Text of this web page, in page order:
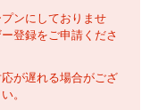
ンにしておりませ
登録をご申請くださ
が遅れる場合がござ
。